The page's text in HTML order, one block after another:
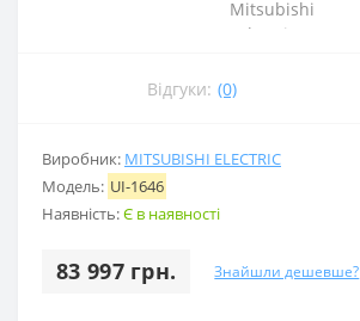
Відгуки: (0)
Виробник: MITSUBISHI ELECTRIC
Модель: UI-1646
Наявність:Є в наявності
83 997 грн. Знайшли дешевше?